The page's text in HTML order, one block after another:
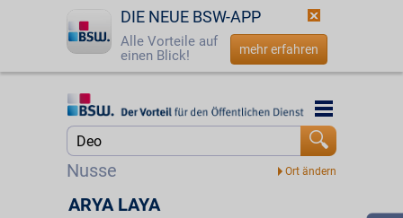
DIE NEUE BSW-APP
Alle Vorteile auf
einen Blick!
mehr erfahren
Startseite
Nusse
Startseite
ARYA LAYA